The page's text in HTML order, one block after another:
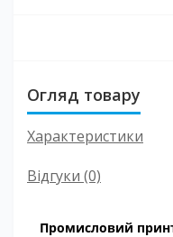
Огляд товару
Характеристики
Відгуки (0)
Промисловий